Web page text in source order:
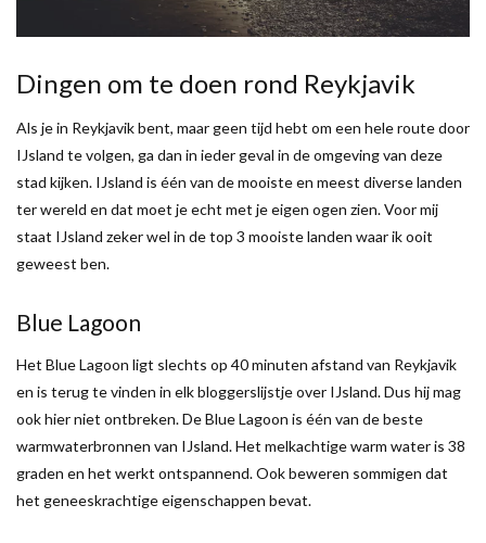
Dingen om te doen rond Reykjavik
Als je in Reykjavik bent, maar geen tijd hebt om een hele route door
IJsland te volgen, ga dan in ieder geval in de omgeving van deze
stad kijken. IJsland is één van de mooiste en meest diverse landen
ter wereld en dat moet je echt met je eigen ogen zien. Voor mij
staat IJsland zeker wel in de top 3 mooiste landen waar ik ooit
geweest ben.
Blue Lagoon
Het Blue Lagoon ligt slechts op 40 minuten afstand van Reykjavik
en is terug te vinden in elk bloggerslijstje over IJsland. Dus hij mag
ook hier niet ontbreken. De Blue Lagoon is één van de beste
warmwaterbronnen van IJsland. Het melkachtige warm water is 38
graden en het werkt ontspannend. Ook beweren sommigen dat
het geneeskrachtige eigenschappen bevat.